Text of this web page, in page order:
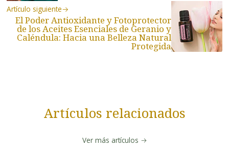
Artículo siguiente
El Poder Antioxidante y Fotoprotector
de los Aceites Esenciales de Geranio y
Caléndula: Hacia una Belleza Natural
Protegida
Artículos relacionados
Ver más artículos